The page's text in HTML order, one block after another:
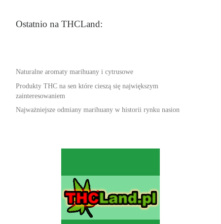
Ostatnio na THCLand:
Naturalne aromaty marihuany i cytrusowe
Produkty THC na sen które cieszą się największym
zainteresowaniem
Najważniejsze odmiany marihuany w historii rynku nasion